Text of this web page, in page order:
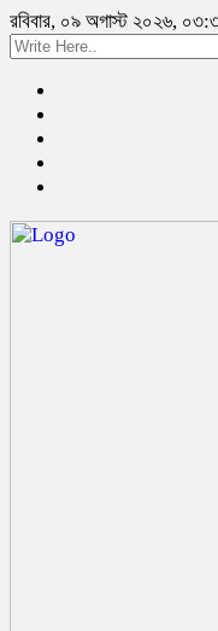
রবিবার, ০৯ অগাস্ট ২০২৬,